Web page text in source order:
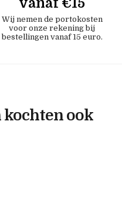
Wij nemen de portokosten
voor onze rekening bij
bestellingen vanaf 15 euro.
ook